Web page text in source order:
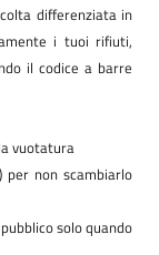
differenziata in
i tuoi rifiuti,
il codice a barre
vuotatura
per non scambiarlo
solo quando